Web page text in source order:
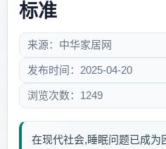
标准
来源：中华家居网
发布时间：2025-04-20
浏览次数：1249
在现代社会,睡眠问题已成为